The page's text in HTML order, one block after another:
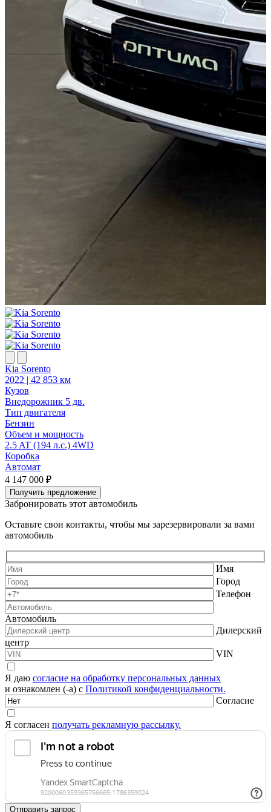
Kia Sorento
2022 | 42 853 км
Кузов
Внедорожник 5 дв.
Тип двигателя
Бензин
Объем и мощность
2.5 AT (194 л.с.) 4WD
Коробка
Автомат
4 147 000 ₽
Получить предложение
Забронировать этот автомобиль
Оставьте свои контакты, чтобы мы зарезервировали за вами
автомобиль
Имя
Город
Телефон
Автомобиль
Дилерский
центр
VIN
Я даю согласие на обработку персональных данных
и ознакомлен (-а) с Политикой конфиденциальности.
Согласие
Я согласен получать рекламную рассылку.